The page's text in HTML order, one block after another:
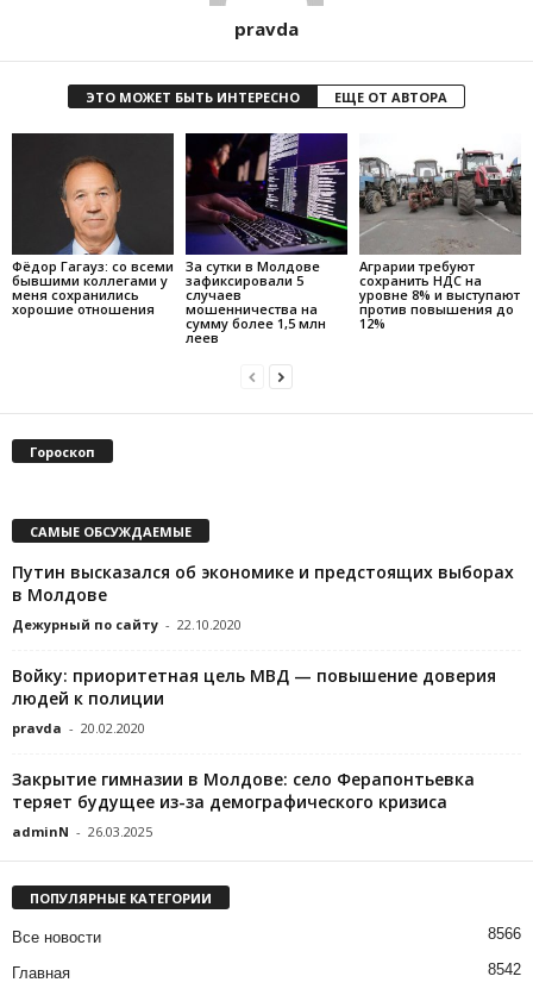
pravda
ЭТО МОЖЕТ БЫТЬ ИНТЕРЕСНО ЕЩЕ ОТ АВТОРА
Фёдор Гагауз: со всеми
бывшими коллегами у
меня сохранились
хорошие отношения
За сутки в Молдове
зафиксировали 5
случаев
мошенничества на
сумму более 1,5 млн
леев
Аграрии требуют
сохранить НДС на
уровне 8% и выступают
против повышения до
12%
Гороскоп
САМЫЕ ОБСУЖДАЕМЫЕ
Путин высказался об экономике и предстоящих выборах
в Молдове
Дежурный по сайту - 22.10.2020
Войку: приоритетная цель МВД — повышение доверия
людей к полиции
pravda - 20.02.2020
Закрытие гимназии в Молдове: село Ферапонтьевка
теряет будущее из-за демографического кризиса
adminN - 26.03.2025
ПОПУЛЯРНЫЕ КАТЕГОРИИ
Все новости 8566
Главная 8542